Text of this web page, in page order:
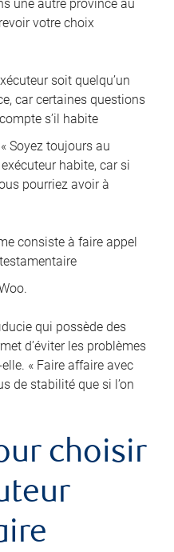
une autre province au
votre choix
soit quelqu’un
car certaines questions
s’il habite
Soyez toujours au
habite, car si
pourriez avoir à
consiste à faire appel
qui possède des
d’éviter les problèmes
« Faire affaire avec
de stabilité que si l’on
choisir